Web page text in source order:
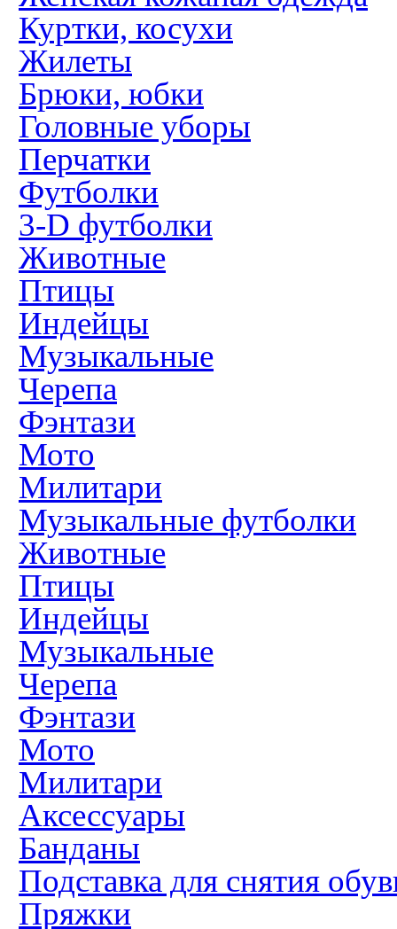
Куртки, косухи
Жилеты
Брюки, юбки
Головные уборы
Перчатки
Футболки
3-D футболки
Животные
Птицы
Индейцы
Музыкальные
Черепа
Фэнтази
Мото
Милитари
Музыкальные футболки
Животные
Птицы
Индейцы
Музыкальные
Черепа
Фэнтази
Мото
Милитари
Аксессуары
Банданы
Подставка для снятия
Пряжки